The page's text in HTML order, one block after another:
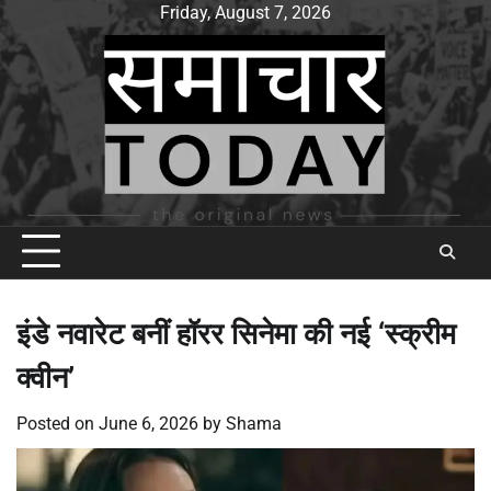
Skip
to
content
Friday, August 7, 2026
इंडे नवारेट बनीं हॉरर सिनेमा की नई ‘स्क्रीम
क्वीन’
Posted on June 6, 2026 by Shama